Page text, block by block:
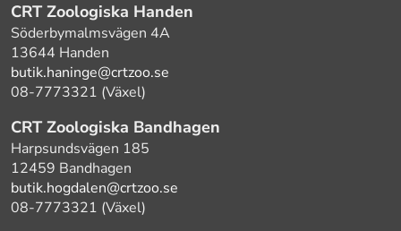
CRT Zoologiska Handen
Söderbymalmsvägen 4A
13644 Handen
butik.haninge@crtzoo.se
08-7773321 (Växel)
CRT Zoologiska Bandhagen
Harpsundsvägen 185
12459 Bandhagen
butik.hogdalen@crtzoo.se
08-7773321 (Växel)